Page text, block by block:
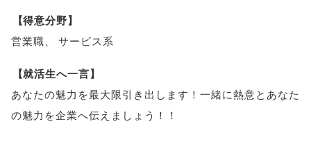
【得意分野】
営業職 サービス系
【就活生へ一言】
あなたの魅力を最大限引き出します！一緒に熱意とあなた
の魅力を企業へ伝えましょう！！